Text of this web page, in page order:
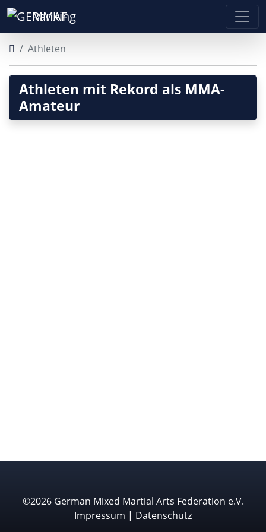
Ranking
Athleten
Athleten mit Rekord als MMA-
Amateur
©2026 German Mixed Martial Arts Federation e.V.
Impressum | Datenschutz